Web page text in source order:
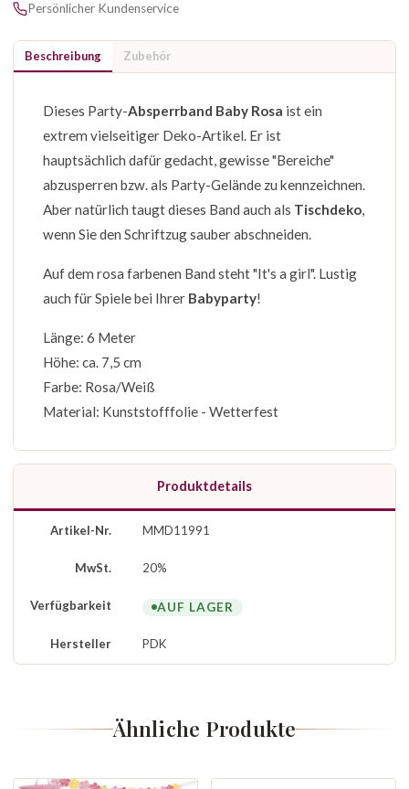
Persönlicher Kundenservice
Beschreibung Zubehör
Dieses Party-Absperrband Baby Rosa ist ein
extrem vielseitiger Deko-Artikel. Er ist
hauptsächlich dafür gedacht, gewisse "Bereiche"
abzusperren bzw. als Party-Gelände zu kennzeichnen.
Aber natürlich taugt dieses Band auch als Tischdeko,
wenn Sie den Schriftzug sauber abschneiden.
Auf dem rosa farbenen Band steht "It's a girl". Lustig
auch für Spiele bei Ihrer Babyparty!
Länge: 6 Meter
Höhe: ca. 7,5 cm
Farbe: Rosa/Weiß
Material: Kunststofffolie - Wetterfest
Produktdetails
Artikel-Nr. MMD11991
MwSt. 20%
Verfügbarkeit AUF LAGER
Hersteller PDK
Ähnliche Produkte